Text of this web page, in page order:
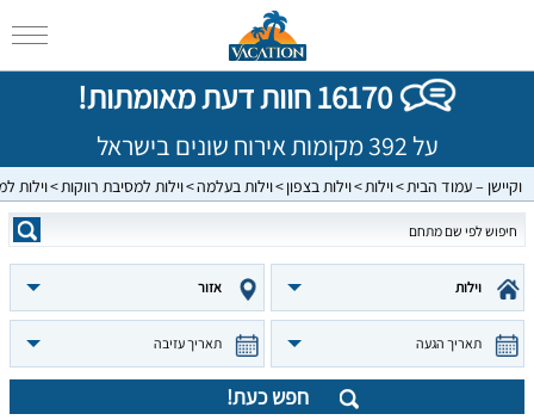
16170 חוות דעת מאומתות!
על 392 מקומות אירוח שונים בישראל
וקיישן – עמוד הבית וילות וילות בצפון וילות בעלמה וילות למסיבת רווקות וילות
וילות אזור
תאריך הגעה תאריך עזיבה
חפש כעת!